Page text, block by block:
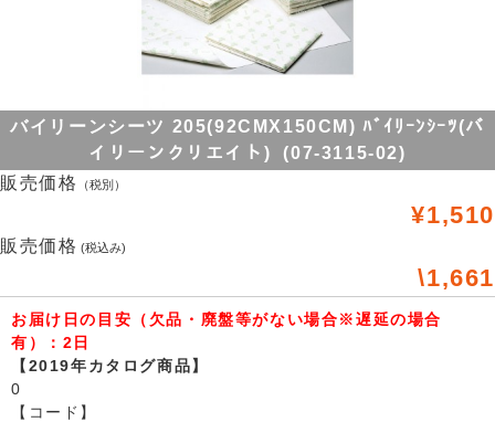
バイリーンシーツ 205(92CMX150CM) ﾊﾞｲﾘｰﾝｼｰﾂ(バ
イリーンクリエイト) (07-3115-02)
販売価格
（税別）
¥1,510
販売価格 (税込み)
\1,661
お届け日の目安（欠品・廃盤等がない場合※遅延の場合
有）：2日
【2019年カタログ商品】
0
【コード】